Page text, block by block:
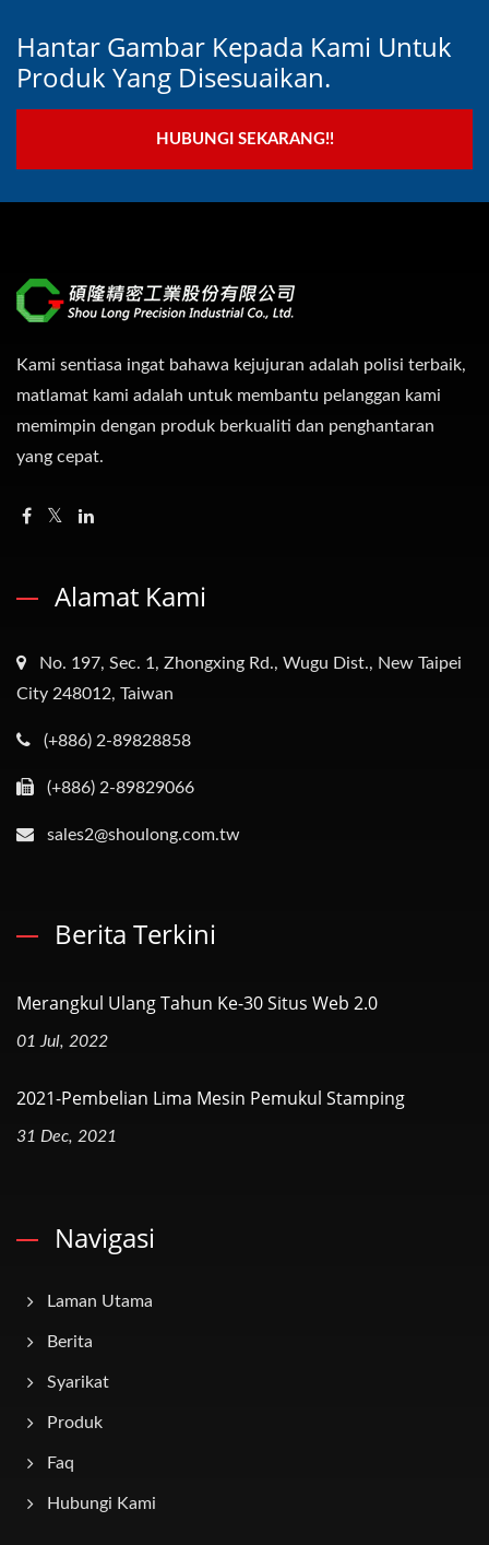
Hantar Gambar Kepada Kami Untuk
Produk Yang Disesuaikan.
HUBUNGI SEKARANG!!
Kami sentiasa ingat bahawa kejujuran adalah polisi terbaik,
matlamat kami adalah untuk membantu pelanggan kami
memimpin dengan produk berkualiti dan penghantaran
yang cepat.
Alamat Kami
No. 197, Sec. 1, Zhongxing Rd., Wugu Dist., New Taipei
City 248012, Taiwan
(+886) 2-89828858
(+886) 2-89829066
sales2@shoulong.com.tw
Berita Terkini
Merangkul Ulang Tahun Ke-30 Situs Web 2.0
01 Jul, 2022
2021-Pembelian Lima Mesin Pemukul Stamping
31 Dec, 2021
Navigasi
Laman Utama
Berita
Syarikat
Produk
Faq
Hubungi Kami